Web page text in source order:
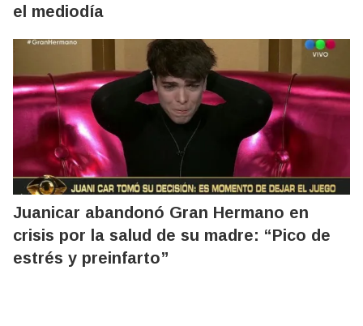
el mediodía
Juanicar abandonó Gran Hermano en
crisis por la salud de su madre: “Pico de
estrés y preinfarto”